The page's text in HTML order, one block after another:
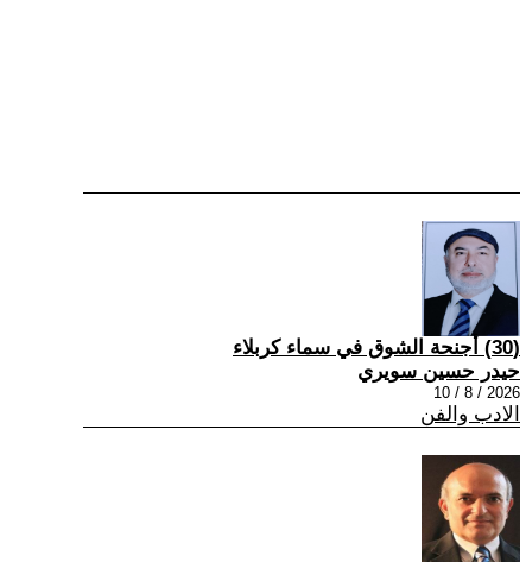
(30) أجنحة الشوق في سماء كربلاء
حيدر حسين سويري
2026 / 8 / 10
الادب والفن